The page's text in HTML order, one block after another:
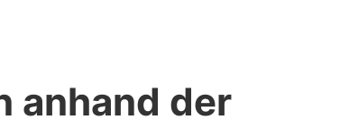
anhand der